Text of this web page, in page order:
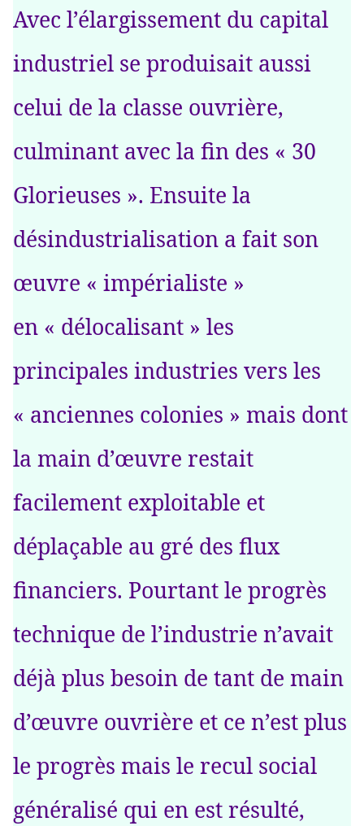
Avec l’élargissement du capital
industriel se produisait aussi
celui de la classe ouvrière,
culminant avec la fin des « 30
Glorieuses ». Ensuite la
désindustrialisation a fait son
œuvre « impérialiste »
en « délocalisant » les
principales industries vers les
« anciennes colonies » mais dont
la main d’œuvre restait
facilement exploitable et
déplaçable au gré des flux
financiers. Pourtant le progrès
technique de l’industrie n’avait
déjà plus besoin de tant de main
d’œuvre ouvrière et ce n’est plus
le progrès mais le recul social
généralisé qui en est résulté,